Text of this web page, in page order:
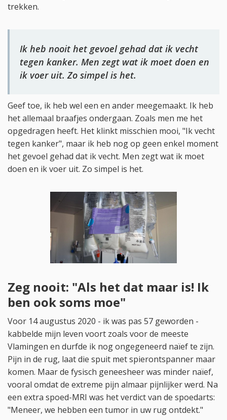
trekken.
Ik heb nooit het gevoel gehad dat ik vecht
tegen kanker. Men zegt wat ik moet doen en
ik voer uit. Zo simpel is het.
Geef toe, ik heb wel een en ander meegemaakt. Ik heb
het allemaal braafjes ondergaan. Zoals men me het
opgedragen heeft. Het klinkt misschien mooi, "Ik vecht
tegen kanker", maar ik heb nog op geen enkel moment
het gevoel gehad dat ik vecht. Men zegt wat ik moet
doen en ik voer uit. Zo simpel is het.
Zeg nooit: "Als het dat maar is! Ik
ben ook soms moe"
Voor 14 augustus 2020 - ik was pas 57 geworden -
kabbelde mijn leven voort zoals voor de meeste
Vlamingen en durfde ik nog ongegeneerd naïef te zijn.
Pijn in de rug, laat die spuit met spierontspanner maar
komen. Maar de fysisch geneesheer was minder naïef,
vooral omdat de extreme pijn almaar pijnlijker werd. Na
een extra spoed-MRI was het verdict van de spoedarts:
"Meneer, we hebben een tumor in uw rug ontdekt."